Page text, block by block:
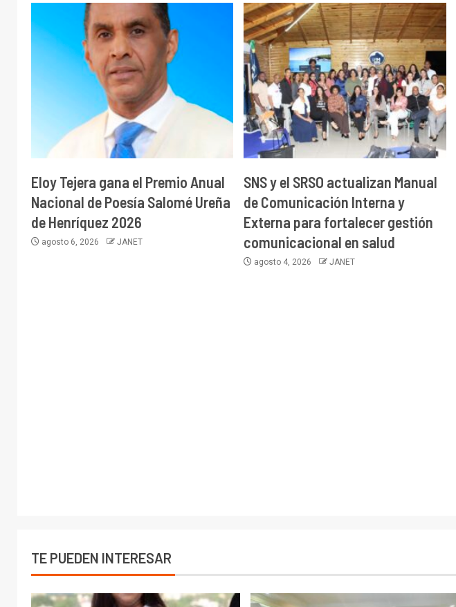
Eloy Tejera gana el Premio Anual
Nacional de Poesía Salomé Ureña
de Henríquez 2026
agosto 6, 2026 JANET
SNS y el SRSO actualizan Manual
de Comunicación Interna y
Externa para fortalecer gestión
comunicacional en salud
agosto 4, 2026 JANET
TE PUEDEN INTERESAR